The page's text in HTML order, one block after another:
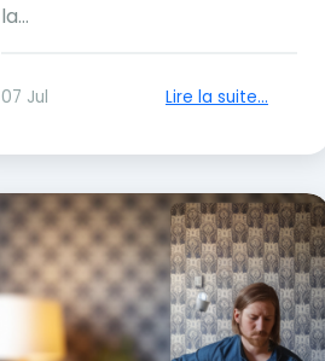
la...
07 Jul Lire la suite...